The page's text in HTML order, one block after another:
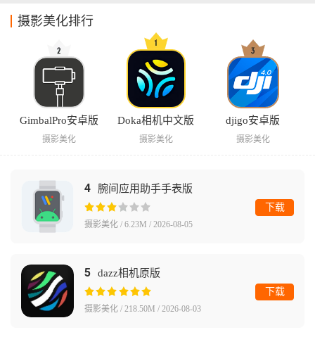
摄影美化排行
GimbalPro安卓版
摄影美化
Doka相机中文版
摄影美化
djigo安卓版
摄影美化
4 腕间应用助手手表版
摄影美化 / 6.23M / 2026-08-05
下载
5 dazz相机原版
摄影美化 / 218.50M / 2026-08-03
下载